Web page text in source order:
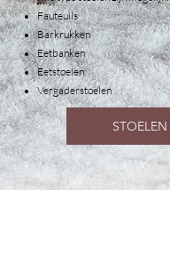
Fauteuils
Barkrukken
Eetbanken
Eetstoelen
Vergaderstoelen
STOELEN